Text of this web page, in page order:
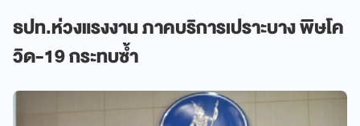
ธปท.ห่วงแรงงาน ภาคบริการเปราะบาง พิษโค
วิด-19 กระทบซ้ำ